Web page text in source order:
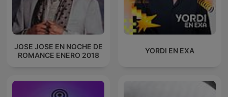
JOSE JOSE EN NOCHE DE
ROMANCE ENERO 2018
YORDI EN EXA